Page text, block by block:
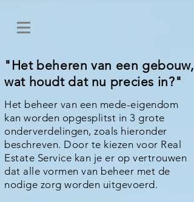
"Het beheren van een gebouw,
wat houdt dat nu precies in?"
Het beheer van een mede-eigendom
kan worden opgesplitst in 3 grote
onderverdelingen, zoals hieronder
beschreven. Door te kiezen voor Real
Estate Service kan je er op vertrouwen
dat alle vormen van beheer met de
nodige zorg worden uitgevoerd.